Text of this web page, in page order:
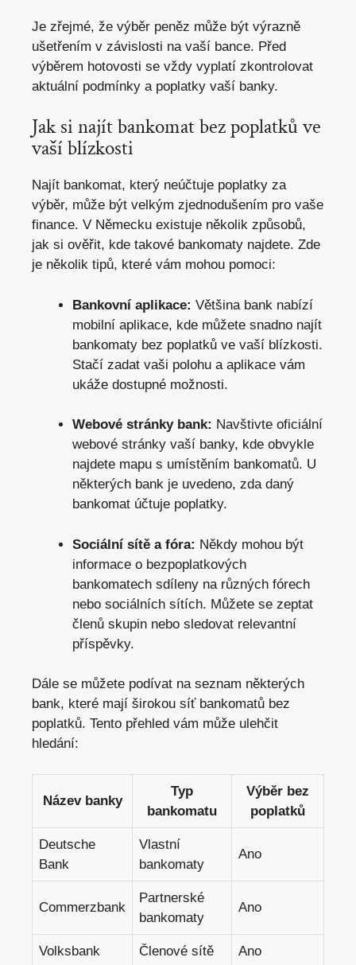
Je zřejmé, že výběr peněz může být výrazně
ušetřením v závislosti na vaší bance. Před
výběrem hotovosti se vždy vyplatí zkontrolovat
aktuální podmínky a poplatky vaší banky.
Jak si najít bankomat bez poplatků ve
vaší blízkosti
Najít bankomat, který neúčtuje poplatky za
výběr, může být velkým zjednodušením pro vaše
finance. V Německu existuje několik způsobů,
jak si ověřit, kde takové bankomaty najdete. Zde
je několik tipů, které vám mohou pomoci:
Bankovní aplikace: Většina bank nabízí
mobilní aplikace, kde můžete snadno najít
bankomaty bez poplatků ve vaší blízkosti.
Stačí zadat vaši polohu a aplikace vám
ukáže dostupné možnosti.
Webové stránky bank: Navštivte oficiální
webové stránky vaší banky, kde obvykle
najdete mapu s umístěním bankomatů. U
některých bank je uvedeno, zda daný
bankomat účtuje poplatky.
Sociální sítě a fóra: Někdy mohou být
informace o bezpoplatkových
bankomatech sdíleny na různých fórech
nebo sociálních sítích. Můžete se zeptat
členů skupin nebo sledovat relevantní
příspěvky.
Dále se můžete podívat na seznam některých
bank, které mají širokou síť bankomatů bez
poplatků. Tento přehled vám může ulehčit
hledání:
Název banky
Typ
bankomatu
Výběr bez
poplatků
Deutsche
Bank
Vlastní
bankomaty
Ano
Commerzbank
Partnerské
bankomaty
Ano
Volksbank Členové sítě Ano